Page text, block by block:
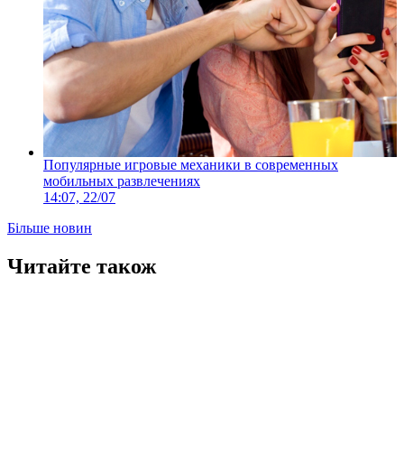
Популярные игровые механики в современных
мобильных развлечениях
14:07, 22/07
Більше новин
Читайте також